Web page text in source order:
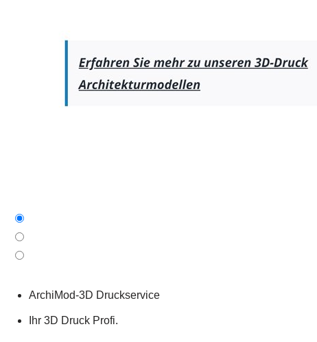
ArchiMod-3D Druckservice
Ihr 3D Druck Profi.